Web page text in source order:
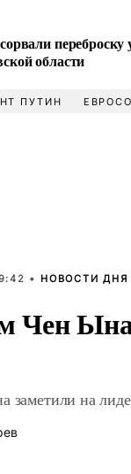
переброску
области
ПУТИН
• НОВОСТИ ДНЯ
Чен Ына
заметили на